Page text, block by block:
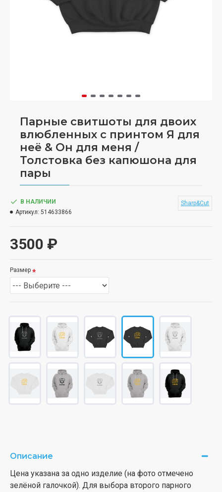
Парные свитшоты для двоих
влюбленных с принтом Я для
неё & Он для меня /
Толстовка без капюшона для
пары
3500 ₽
В НАЛИЧИИ
Артикул: 514633866
Sharp&Cut
Размер
Описание
Цена указана за одно изделие (на фото отмечено
зелёной галочкой). Для выбора второго парного